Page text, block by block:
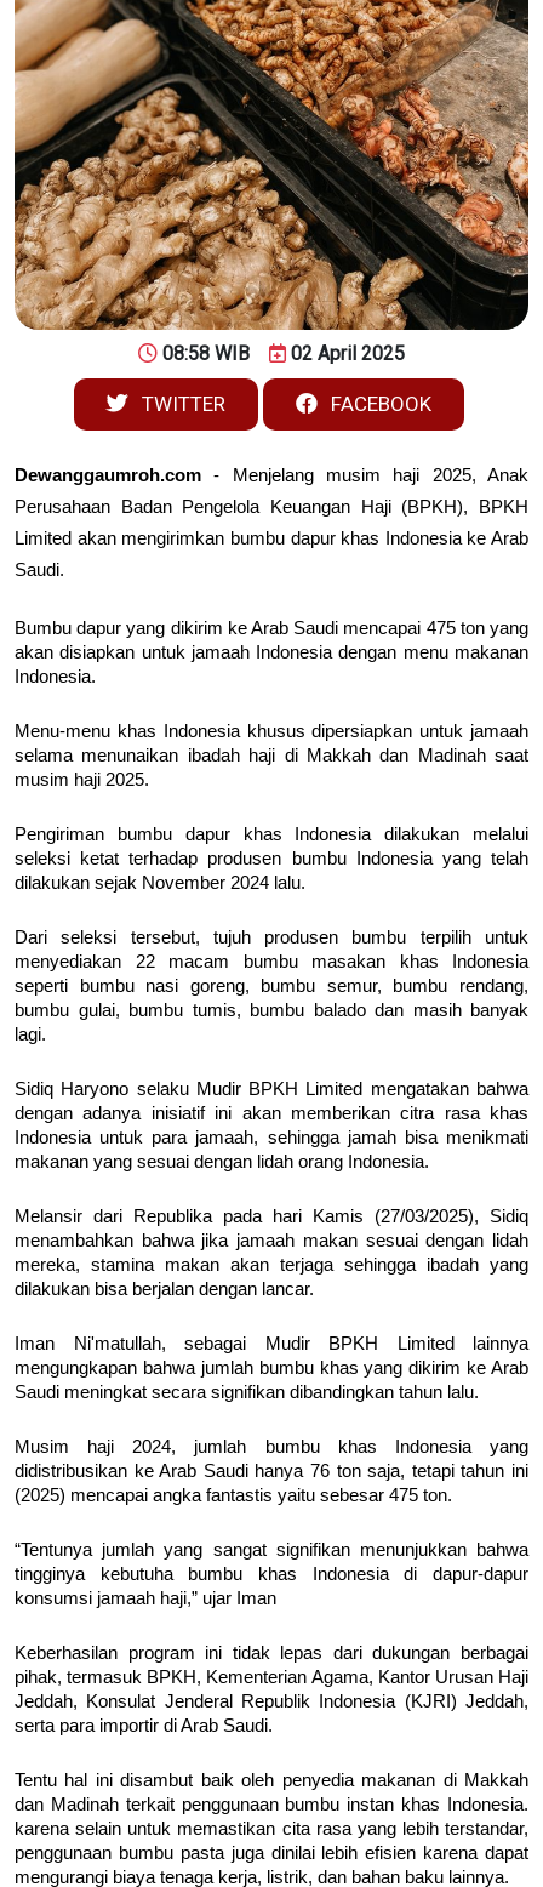
08:58 WIB 02 April 2025
TWITTER FACEBOOK
Dewanggaumroh.com - Menjelang musim haji 2025, Anak
Perusahaan Badan Pengelola Keuangan Haji (BPKH), BPKH
Limited akan mengirimkan bumbu dapur khas Indonesia ke Arab
Saudi.
Bumbu dapur yang dikirim ke Arab Saudi mencapai 475 ton yang
akan disiapkan untuk jamaah Indonesia dengan menu makanan
Indonesia.
Menu-menu khas Indonesia khusus dipersiapkan untuk jamaah
selama menunaikan ibadah haji di Makkah dan Madinah saat
musim haji 2025.
Pengiriman bumbu dapur khas Indonesia dilakukan melalui
seleksi ketat terhadap produsen bumbu Indonesia yang telah
dilakukan sejak November 2024 lalu.
Dari seleksi tersebut, tujuh produsen bumbu terpilih untuk
menyediakan 22 macam bumbu masakan khas Indonesia
seperti bumbu nasi goreng, bumbu semur, bumbu rendang,
bumbu gulai, bumbu tumis, bumbu balado dan masih banyak
lagi.
Sidiq Haryono selaku Mudir BPKH Limited mengatakan bahwa
dengan adanya inisiatif ini akan memberikan citra rasa khas
Indonesia untuk para jamaah, sehingga jamah bisa menikmati
makanan yang sesuai dengan lidah orang Indonesia.
Melansir dari Republika pada hari Kamis (27/03/2025), Sidiq
menambahkan bahwa jika jamaah makan sesuai dengan lidah
mereka, stamina makan akan terjaga sehingga ibadah yang
dilakukan bisa berjalan dengan lancar.
Iman Ni'matullah, sebagai Mudir BPKH Limited lainnya
mengungkapan bahwa jumlah bumbu khas yang dikirim ke Arab
Saudi meningkat secara signifikan dibandingkan tahun lalu.
Musim haji 2024, jumlah bumbu khas Indonesia yang
didistribusikan ke Arab Saudi hanya 76 ton saja, tetapi tahun ini
(2025) mencapai angka fantastis yaitu sebesar 475 ton.
“Tentunya jumlah yang sangat signifikan menunjukkan bahwa
tingginya kebutuha bumbu khas Indonesia di dapur-dapur
konsumsi jamaah haji,” ujar Iman
Keberhasilan program ini tidak lepas dari dukungan berbagai
pihak, termasuk BPKH, Kementerian Agama, Kantor Urusan Haji
Jeddah, Konsulat Jenderal Republik Indonesia (KJRI) Jeddah,
serta para importir di Arab Saudi.
Tentu hal ini disambut baik oleh penyedia makanan di Makkah
dan Madinah terkait penggunaan bumbu instan khas Indonesia.
karena selain untuk memastikan cita rasa yang lebih terstandar,
penggunaan bumbu pasta juga dinilai lebih efisien karena dapat
mengurangi biaya tenaga kerja, listrik, dan bahan baku lainnya.